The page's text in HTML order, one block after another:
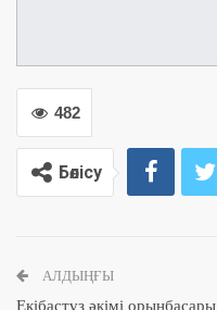
482
Бөлісу
АЛДЫҢҒЫ